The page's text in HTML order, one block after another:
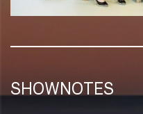
SHOWNOTES